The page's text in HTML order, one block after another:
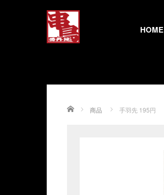
HOME
Home 商品 手羽先 195円